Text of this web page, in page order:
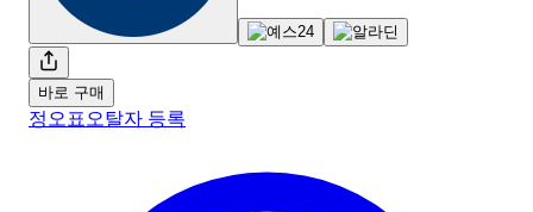
바로 구매
정오표 오탈자 등록